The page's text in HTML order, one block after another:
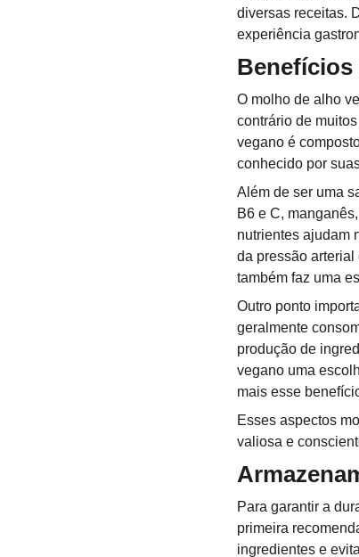
diversas receitas.
experiência
Benefícios
O molho de alho
contrário de
vegano é
conhecido por
Além de ser uma
B6 e C,
nutrientes ajudam
da pressão
também faz uma
Outro ponto
geralmente
produção de
vegano uma
mais esse
Esses aspectos
valiosa e
Para garantir a
primeira
ingredientes e